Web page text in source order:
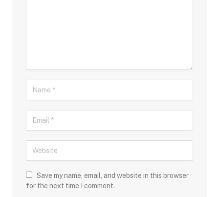
Save my name, email, and website in this browser
for the next time I comment.